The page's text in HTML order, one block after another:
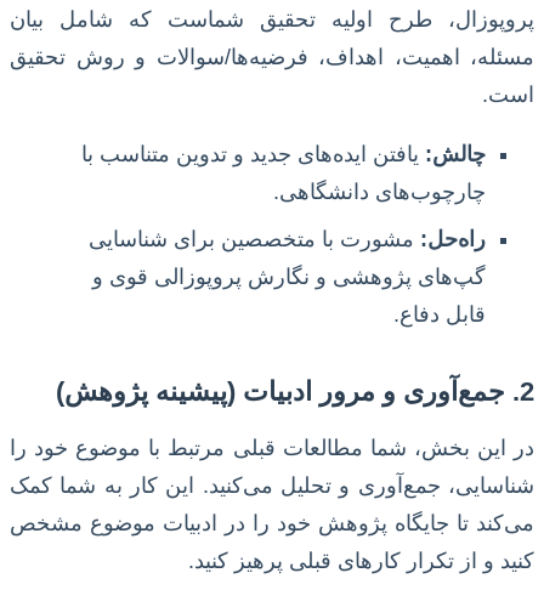
پروپوزال، طرح اولیه تحقیق شماست که شامل بیان
مسئله، اهمیت، اهداف، فرضیه‌ها/سوالات و روش تحقیق
است.
چالش: یافتن ایده‌های جدید و تدوین متناسب با
چارچوب‌های دانشگاهی.
راه‌حل: مشورت با متخصصین برای شناسایی
گپ‌های پژوهشی و نگارش پروپوزالی قوی و
قابل دفاع.
2. جمع‌آوری و مرور ادبیات (پیشینه پژوهش)
در این بخش، شما مطالعات قبلی مرتبط با موضوع خود را
شناسایی، جمع‌آوری و تحلیل می‌کنید. این کار به شما کمک
می‌کند تا جایگاه پژوهش خود را در ادبیات موضوع مشخص
کنید و از تکرار کارهای قبلی پرهیز کنید.